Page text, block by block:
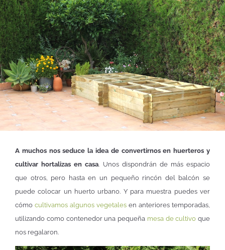
A muchos nos seduce la idea de convertirnos en huerteros y
cultivar hortalizas en casa. Unos dispondrán de más espacio
que otros, pero hasta en un pequeño rincón del balcón se
puede colocar un huerto urbano. Y para muestra puedes ver
cómo cultivamos algunos vegetales en anteriores temporadas,
utilizando como contenedor una pequeña mesa de cultivo que
nos regalaron.